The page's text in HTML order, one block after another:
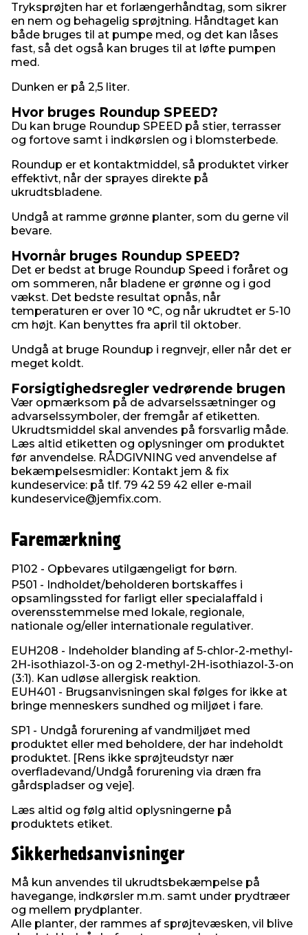
Tryksprøjten har et forlængerhåndtag, som sikrer
en nem og behagelig sprøjtning. Håndtaget kan
både bruges til at pumpe med, og det kan låses
fast, så det også kan bruges til at løfte pumpen
med.
Dunken er på 2,5 liter.
Hvor bruges Roundup SPEED?
Du kan bruge Roundup SPEED på stier, terrasser
og fortove samt i indkørslen og i blomsterbede.
Roundup er et kontaktmiddel, så produktet virker
effektivt, når der sprayes direkte på
ukrudtsbladene.
Undgå at ramme grønne planter, som du gerne vil
bevare.
Hvornår bruges Roundup SPEED?
Det er bedst at bruge Roundup Speed i foråret og
om sommeren, når bladene er grønne og i god
vækst. Det bedste resultat opnås, når
temperaturen er over 10 °C, og når ukrudtet er 5-10
cm højt. Kan benyttes fra april til oktober.
Undgå at bruge Roundup i regnvejr, eller når det er
meget koldt.
Forsigtighedsregler vedrørende brugen
Vær opmærksom på de advarselssætninger og
advarselssymboler, der fremgår af etiketten.
Ukrudtsmiddel skal anvendes på forsvarlig måde.
Læs altid etiketten og oplysninger om produktet
før anvendelse. RÅDGIVNING ved anvendelse af
bekæmpelsesmidler: Kontakt jem & fix
kundeservice: på tlf. 79 42 59 42 eller e-mail
kundeservice@jemfix.com.
Faremærkning
P102 - Opbevares utilgængeligt for børn.
P501 - Indholdet/beholderen bortskaffes i
opsamlingssted for farligt eller specialaffald i
overensstemmelse med lokale, regionale,
nationale og/eller internationale regulativer.
EUH208 - Indeholder blanding af 5-chlor-2-methyl-
2H-isothiazol-3-on og 2-methyl-2H-isothiazol-3-on
(3:1). Kan udløse allergisk reaktion.
EUH401 - Brugsanvisningen skal følges for ikke at
bringe menneskers sundhed og miljøet i fare.
SP1 - Undgå forurening af vandmiljøet med
produktet eller med beholdere, der har indeholdt
produktet. [Rens ikke sprøjteudstyr nær
overfladevand/Undgå forurening via dræn fra
gårdspladser og veje].
Læs altid og følg altid oplysningerne på
produktets etiket.
Sikkerhedsanvisninger
Må kun anvendes til ukrudtsbekæmpelse på
havegange, indkørsler m.m. samt under prydtræer
og mellem prydplanter.
Alle planter, der rammes af sprøjtevæsken, vil blive